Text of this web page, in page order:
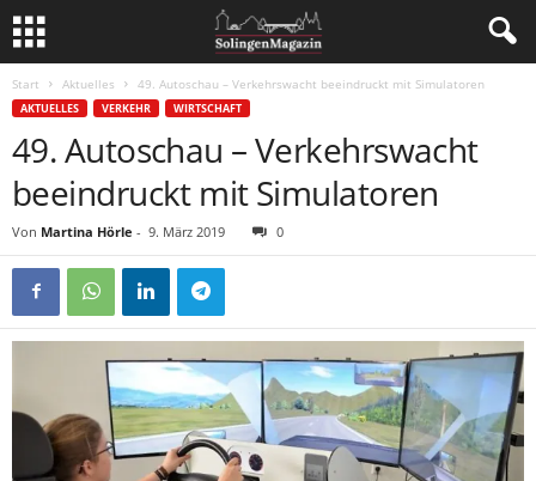
Start Aktuelles 49. Autoschau – Verkehrswacht beeindruckt mit Simulatoren
AKTUELLES VERKEHR WIRTSCHAFT
49. Autoschau – Verkehrswacht
beeindruckt mit Simulatoren
Von Martina Hörle - 9. März 2019 0